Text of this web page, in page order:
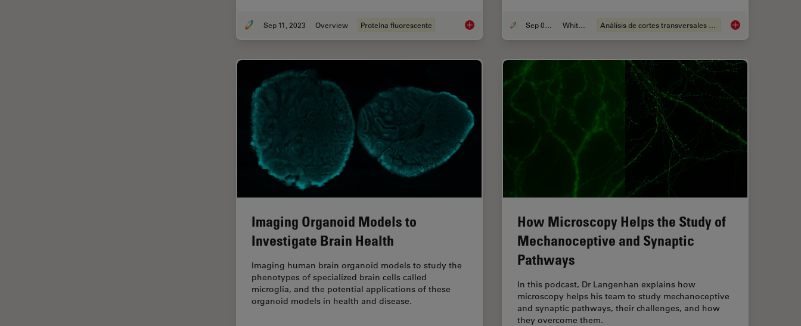
Sep 11, 2023 Overview Proteína fluorescente Introduction to Fluorescent Proteins
Sep 05, 2023 Whitepaper Análisis de cortes transversales para la microelectrónica Structural and
Imaging Organoid Models to
Investigate Brain Health
Imaging human brain organoid models to study the
phenotypes of specialized brain cells called
microglia, and the potential applications of these
organoid models in health and disease.
How Microscopy Helps the Study of
Mechanoceptive and Synaptic
Pathways
In this podcast, Dr Langenhan explains how
microscopy helps his team to study mechanoceptive
and synaptic pathways, their challenges, and how
they overcome them.